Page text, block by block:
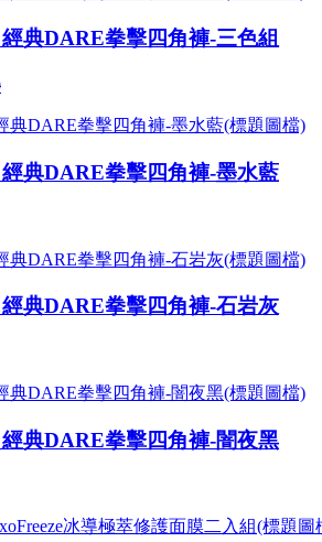
典DARE拳擊四角褲-三色組
典DARE拳擊四角褲-墨水藍
典DARE拳擊四角褲-石岩灰
典DARE拳擊四角褲-闇夜黑